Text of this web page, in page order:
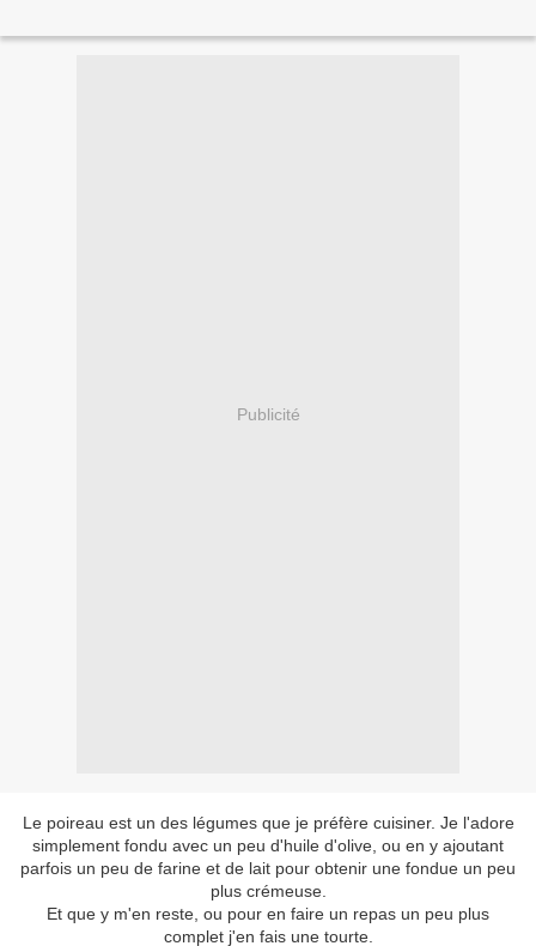
Publicité
Le poireau est un des légumes que je préfère cuisiner. Je l'adore
simplement fondu avec un peu d'huile d'olive, ou en y ajoutant
parfois un peu de farine et de lait pour obtenir une fondue un peu
plus crémeuse.
Et que y m'en reste, ou pour en faire un repas un peu plus
complet j'en fais une tourte.